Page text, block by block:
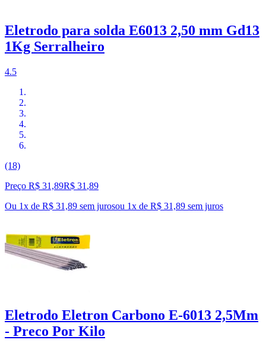
Eletrodo para solda E6013 2,50 mm Gd13
1Kg Serralheiro
4.5
(18)
Preço R$ 31,89R$ 31 ,89
Ou 1x de R$ 31,89 sem jurosou 1x de R$ 31,89 sem juros
Eletrodo Eletron Carbono E-6013 2,5Mm
- Preco Por Kilo